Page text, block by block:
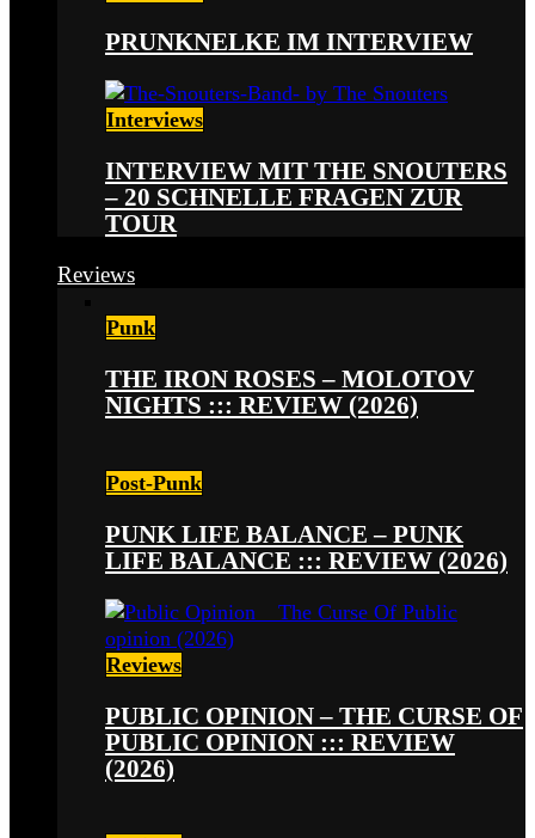
PRUNKNELKE IM INTERVIEW
Interviews
INTERVIEW MIT THE SNOUTERS
– 20 SCHNELLE FRAGEN ZUR
TOUR
Reviews
Punk
THE IRON ROSES – MOLOTOV
NIGHTS ::: REVIEW (2026)
Post-Punk
PUNK LIFE BALANCE – PUNK
LIFE BALANCE ::: REVIEW (2026)
Reviews
PUBLIC OPINION – THE CURSE OF
PUBLIC OPINION ::: REVIEW
(2026)